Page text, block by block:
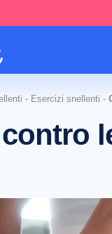
- Esercizi snellenti -